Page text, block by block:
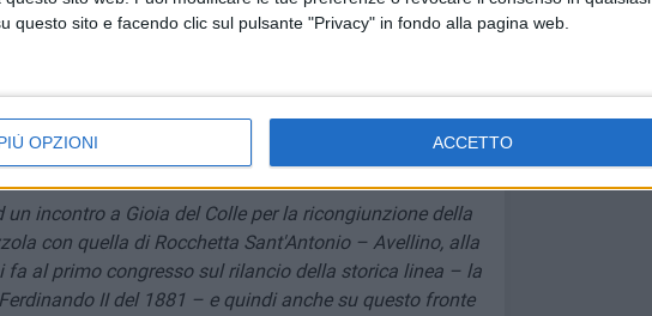
questo sito e facendo clic sul pulsante "Privacy" in fondo alla pagina web.
OPZIONI ACCETTO
irpina e lucana.
a tutela del fiume della valle saranno garantiti
naturalmente, a noi interessa molto la
da 14 anni – e abbiamo fatto ogni genere di
incontro a Gioia del Colle per la ricongiunzione della
con quella di Rocchetta Sant'Antonio – Avellino, alla
al primo congresso sul rilancio della storica linea – la
II del 1881 – e quindi anche su questo fronte